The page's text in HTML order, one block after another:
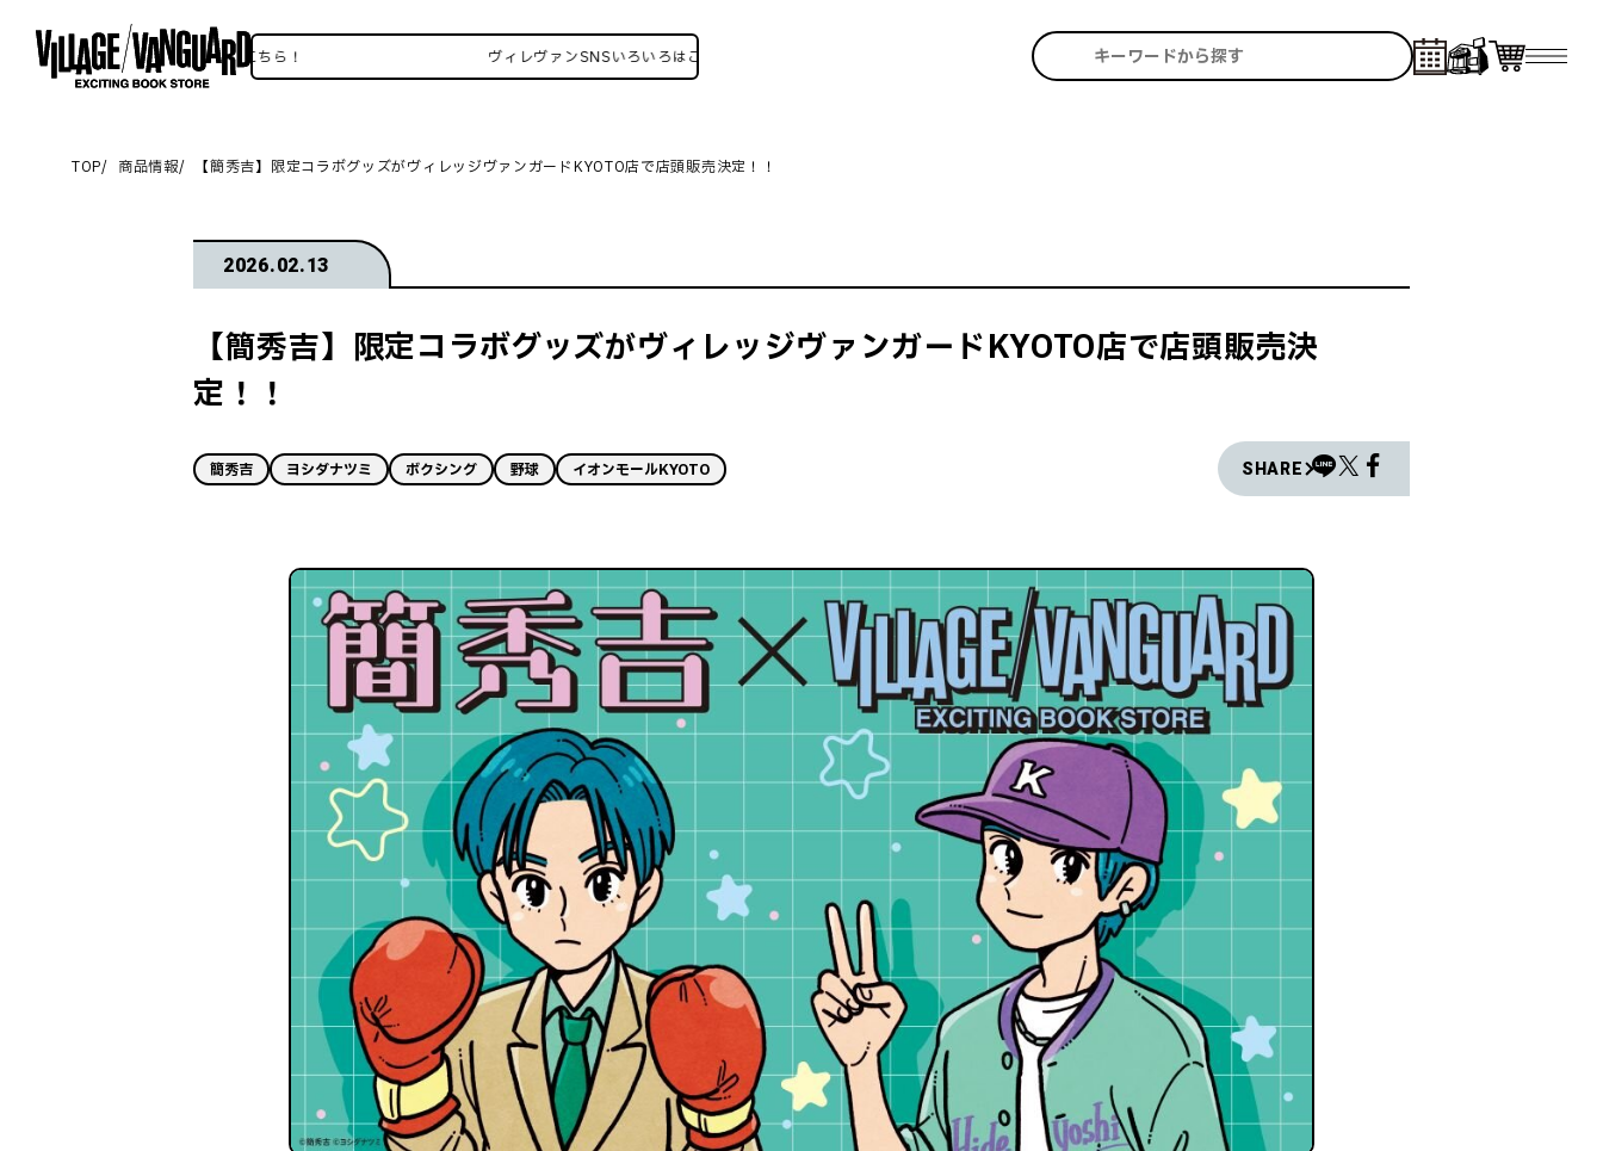
レヴァンSNSいろいろはこちら！ ヴィレヴァンSNSいろいろはこちら！
TOP 商品情報 【簡秀吉】限定コラボグッズがヴィレッジヴァンガードKYOTO店で店頭販売決定！！
2026.02.13
【簡秀吉】限定コラボグッズがヴィレッジヴァンガードKYOTO店で店頭販売決
定！！
簡秀吉 ヨシダナツミ ボクシング 野球 イオンモールKYOTO SHARE